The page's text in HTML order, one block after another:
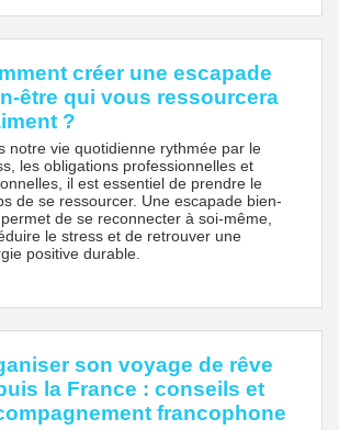
créer une escapade
être qui vous ressourcera
?
notre vie quotidienne rythmée par le
les obligations professionnelles et
il est essentiel de prendre le
de se ressourcer. Une escapade bien-
de se reconnecter à soi-même,
le stress et de retrouver une
positive durable.
son voyage de rêve
la France : conseils et
francophone